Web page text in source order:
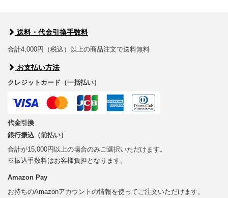
送料・代金引換手数料
合計4,000円（税込）以上の商品注文で送料無料
お支払い方法
クレジットカード（一括払い）
代金引換
銀行振込（前払い）
合計が15,000円以上の場合のみご選択いただけます。
※振込手数料はお客様負担となります。
Amazon Pay
お持ちのAmazonアカウントの情報を使ってご注文いただけます。